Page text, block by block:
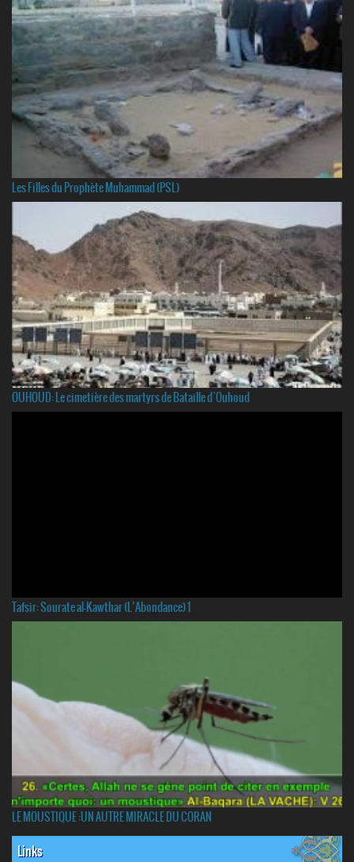
Les Filles du Prophète Muhammad (PSL)
OUHOUD: Le cimetière des martyrs de Bataille d`Ouhoud
Tafsir: Sourate al-Kawthar (L’Abondance) 1
LE MOUSTIQUE :UN AUTRE MIRACLE DU CORAN
Links